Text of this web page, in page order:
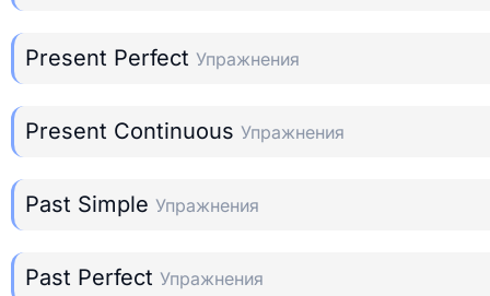
Present Perfect Упражнения
Present Continuous Упражнения
Past Simple Упражнения
Past Perfect Упражнения